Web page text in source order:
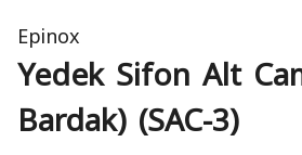
Epinox
Yedek Sifon Alt
Bardak) (SAC-3)